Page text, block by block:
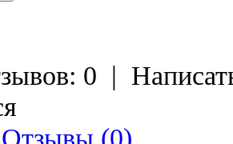
0 |
Отзывы (0)